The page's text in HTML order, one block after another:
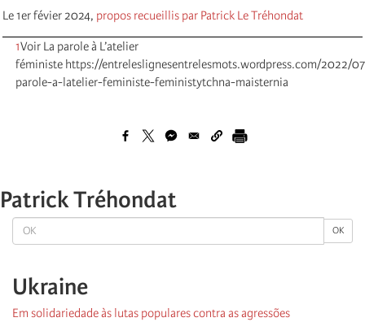
OK OK
Ukraine
Em solidariedade às lutas populares contra as agressões
Le 1er févier 2024, propos recueillis par Patrick Le Tréhondat
1Voir La parole à L’atelier
féministe https://entreleslignesentrelesmots.wordpress.com/2022/
parole-a-latelier-feministe-feministytchna-maisternia
Patrick Tréhondat